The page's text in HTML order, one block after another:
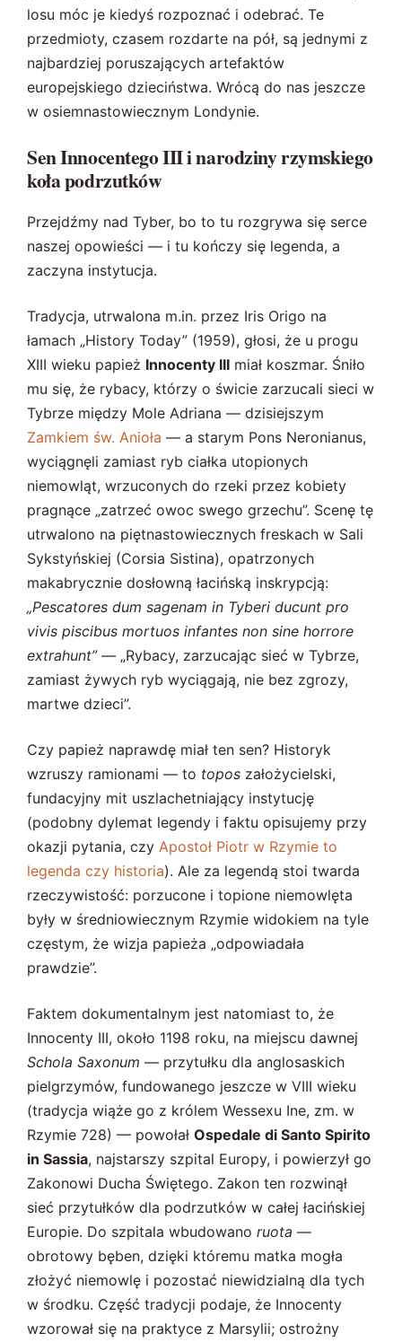
losu móc je kiedyś rozpoznać i odebrać. Te
przedmioty, czasem rozdarte na pół, są jednymi z
najbardziej poruszających artefaktów
europejskiego dzieciństwa. Wrócą do nas jeszcze
w osiemnastowiecznym Londynie.
Sen Innocentego III i narodziny rzymskiego
koła podrzutków
Przejdźmy nad Tyber, bo to tu rozgrywa się serce
naszej opowieści — i tu kończy się legenda, a
zaczyna instytucja.
Tradycja, utrwalona m.in. przez Iris Origo na
łamach „History Today” (1959), głosi, że u progu
XIII wieku papież Innocenty III miał koszmar. Śniło
mu się, że rybacy, którzy o świcie zarzucali sieci w
Tybrze między Mole Adriana — dzisiejszym
Zamkiem św. Anioła — a starym Pons Neronianus,
wyciągnęli zamiast ryb ciałka utopionych
niemowląt, wrzuconych do rzeki przez kobiety
pragnące „zatrzeć owoc swego grzechu”. Scenę tę
utrwalono na piętnastowiecznych freskach w Sali
Sykstyńskiej (Corsia Sistina), opatrzonych
makabrycznie dosłowną łacińską inskrypcją:
„Pescatores dum sagenam in Tyberi ducunt pro
vivis piscibus mortuos infantes non sine horrore
extrahunt”— „Rybacy, zarzucając sieć w Tybrze,
zamiast żywych ryb wyciągają, nie bez zgrozy,
martwe dzieci”.
Czy papież naprawdę miał ten sen? Historyk
wzruszy ramionami — to topos założycielski,
fundacyjny mit uszlachetniający instytucję
(podobny dylemat legendy i faktu opisujemy przy
okazji pytania, czy Apostoł Piotr w Rzymie to
legenda czy historia). Ale za legendą stoi twarda
rzeczywistość: porzucone i topione niemowlęta
były w średniowiecznym Rzymie widokiem na tyle
częstym, że wizja papieża „odpowiadała
prawdzie”.
Faktem dokumentalnym jest natomiast to, że
Innocenty III, około 1198 roku, na miejscu dawnej
Schola Saxonum — przytułku dla anglosaskich
pielgrzymów, fundowanego jeszcze w VIII wieku
(tradycja wiąże go z królem Wessexu Ine, zm. w
Rzymie 728) — powołał Ospedale di Santo Spirito
in Sassia, najstarszy szpital Europy, i powierzył go
Zakonowi Ducha Świętego. Zakon ten rozwinął
sieć przytułków dla podrzutków w całej łacińskiej
Europie. Do szpitala wbudowano ruota —
obrotowy bęben, dzięki któremu matka mogła
złożyć niemowlę i pozostać niewidzialną dla tych
w środku. Część tradycji podaje, że Innocenty
wzorował się na praktyce z Marsylii; ostrożny